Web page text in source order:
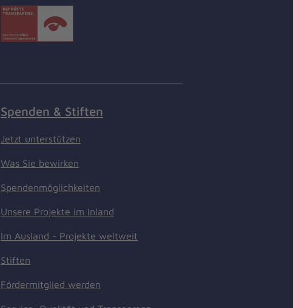
Spenden & Stiften
Jetzt unterstützen
Was Sie bewirken
Spendenmöglichkeiten
Unsere Projekte im Inland
Im Ausland - Projekte weltweit
Stiften
Fördermitglied werden